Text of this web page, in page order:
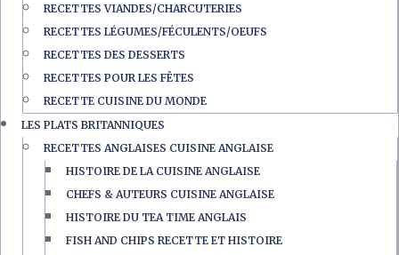
RECETTES VIANDES/CHARCUTERIES
RECETTES LÉGUMES/FÉCULENTS/OEUFS
RECETTES DES DESSERTS
RECETTES POUR LES FÊTES
RECETTE CUISINE DU MONDE
LES PLATS BRITANNIQUES
RECETTES ANGLAISES CUISINE ANGLAISE
HISTOIRE DE LA CUISINE ANGLAISE
CHEFS & AUTEURS CUISINE ANGLAISE
HISTOIRE DU TEA TIME ANGLAIS
FISH AND CHIPS RECETTE ET HISTOIRE